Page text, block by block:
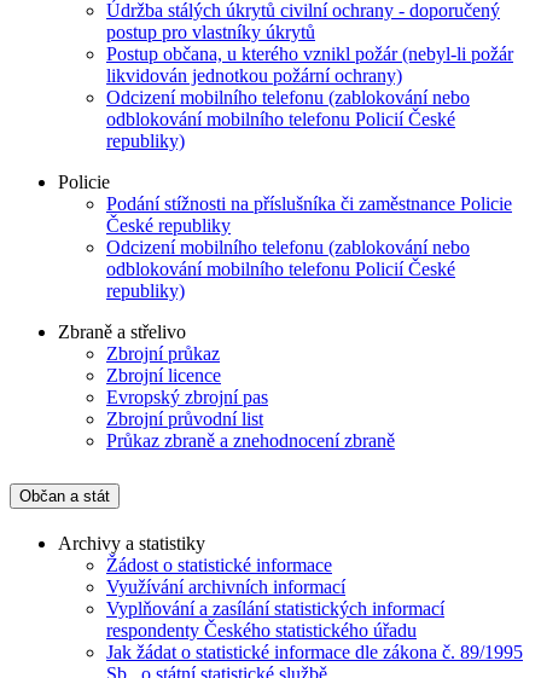
Údržba stálých úkrytů civilní ochrany - doporučený
postup pro vlastníky úkrytů
Postup občana, u kterého vznikl požár (nebyl-li požár
likvidován jednotkou požární ochrany)
Odcizení mobilního telefonu (zablokování nebo
odblokování mobilního telefonu Policií České
republiky)
Policie
Podání stížnosti na příslušníka či zaměstnance Policie
České republiky
Odcizení mobilního telefonu (zablokování nebo
odblokování mobilního telefonu Policií České
republiky)
Zbraně a střelivo
Zbrojní průkaz
Zbrojní licence
Evropský zbrojní pas
Zbrojní průvodní list
Průkaz zbraně a znehodnocení zbraně
Občan a stát
Archivy a statistiky
Žádost o statistické informace
Využívání archivních informací
Vyplňování a zasílání statistických informací
respondenty Českého statistického úřadu
Jak žádat o statistické informace dle zákona č. 89/1995
Sb., o státní statistické službě